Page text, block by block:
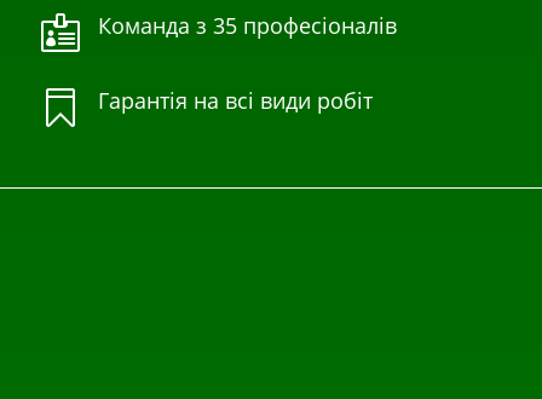
 Команда з 35 професіоналів
 Гарантія на всі види робіт